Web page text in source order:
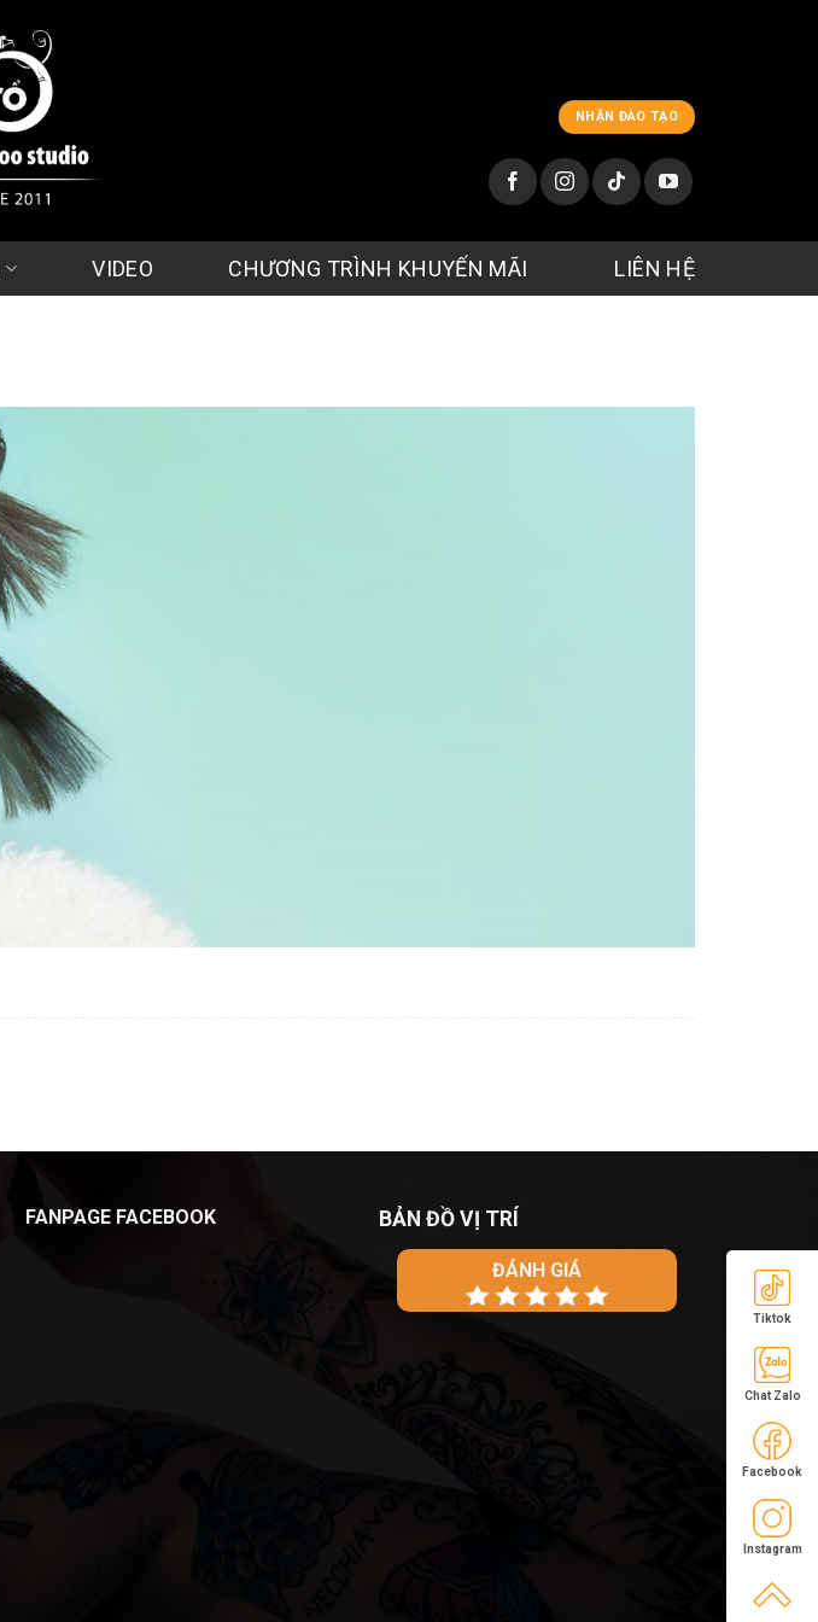
Tiktok
Chat Zalo
Facebook
Instagram
NHẬN ĐÀO TẠO
VIDEO CHƯƠNG TRÌNH KHUYẾN MÃI LIÊN HỆ
FANPAGE FACEBOOK BẢN ĐỒ VỊ TRÍ
ĐÁNH GIÁ